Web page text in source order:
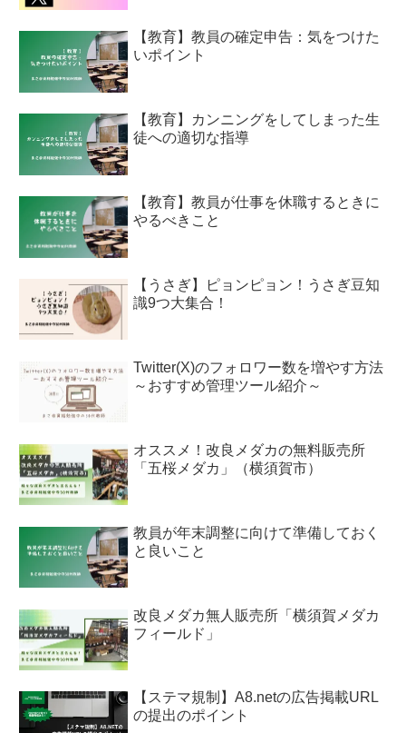
【教育】教員の確定申告：気をつけた
いポイント
【教育】カンニングをしてしまった生
徒への適切な指導
【教育】教員が仕事を休職するときに
やるべきこと
【うさぎ】ピョンピョン！うさぎ豆知
識9つ大集合！
Twitter(X)のフォロワー数を増やす方法
～おすすめ管理ツール紹介～
オススメ！改良メダカの無料販売所
「五桜メダカ」（横須賀市）
教員が年末調整に向けて準備しておく
と良いこと
改良メダカ無人販売所「横須賀メダカ
フィールド」
【ステマ規制】A8.netの広告掲載URL
の提出のポイント